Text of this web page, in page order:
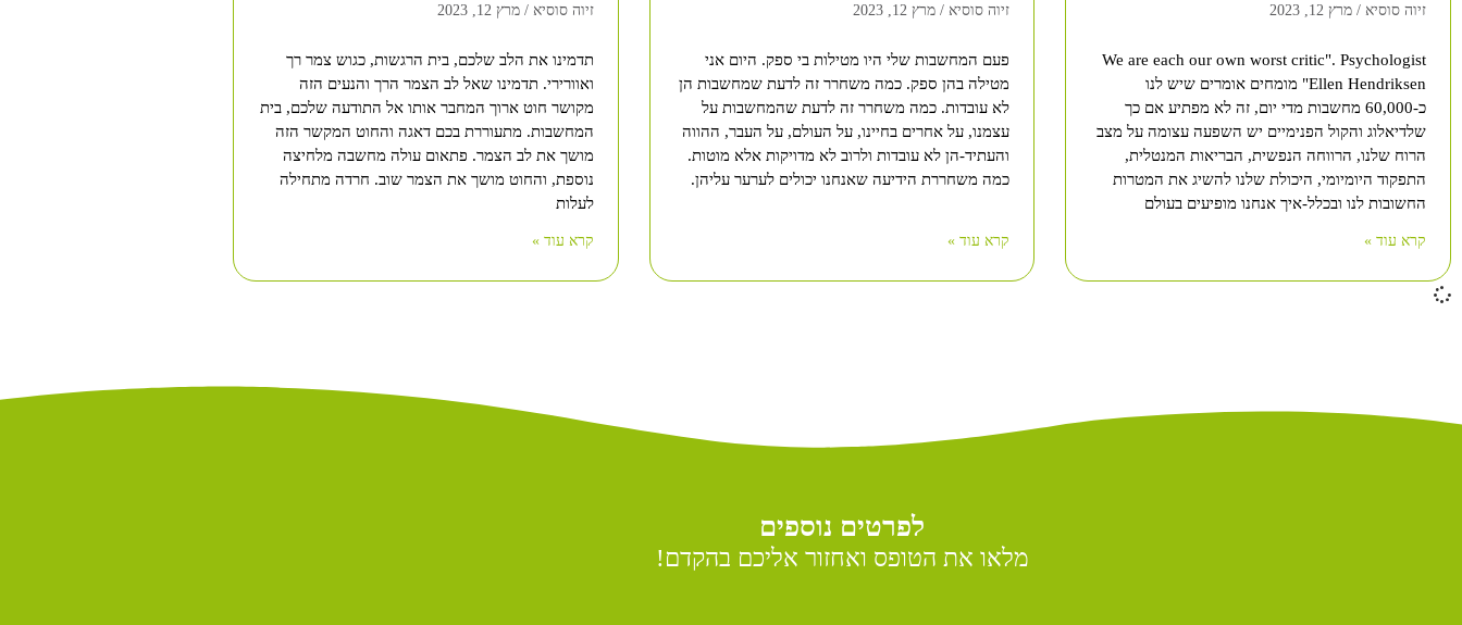
זיוה סוסיא מרץ 12, 2023
We are each our own worst critic". Psychologist
Ellen Hendriksen" מומחים אומרים שיש לנו
כ-60,000 מחשבות מדי יום, זה לא מפתיע אם כך
שלדיאלוג והקול הפנימיים יש השפעה עצומה על מצב
הרוח שלנו, הרווחה הנפשית, הבריאות המנטלית,
התפקוד היומיומי, היכולת שלנו להשיג את המטרות
החשובות לנו ובכלל-איך אנחנו מופיעים בעולם
קרא עוד »
זיוה סוסיא מרץ 12, 2023
פעם המחשבות שלי היו מטילות בי ספק. היום אני
מטילה בהן ספק. כמה משחרר זה לדעת שמחשבות הן
לא עובדות. כמה משחרר זה לדעת שהמחשבות על
עצמנו, על אחרים בחיינו, על העולם, על העבר, ההווה
והעתיד-הן לא עובדות ולרוב לא מדויקות אלא מוטות.
כמה משחררת הידיעה שאנחנו יכולים לערער עליהן.
קרא עוד »
זיוה סוסיא מרץ 12, 2023
תדמינו את הלב שלכם, בית הרגשות, כגוש צמר רך
ואוורירי. תדמינו שאל לב הצמר הרך והנעים הזה
מקושר חוט ארוך המחבר אותו אל התודעה שלכם, בית
המחשבות. מתעוררת בכם דאגה והחוט המקשר הזה
מושך את לב הצמר. פתאום עולה מחשבה מלחיצה
נוספת, והחוט מושך את הצמר שוב. חרדה מתחילה
לעלות
קרא עוד »
לפרטים נוספים
מלאו את הטופס ואחזור אליכם בהקדם!